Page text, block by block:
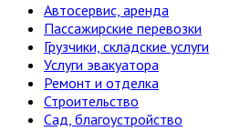
Автосервис, аренда
Пассажирские перевозки
Грузчики, складские услуги
Услуги эвакуатора
Ремонт и отделка
Строительство
Сад, благоустройство